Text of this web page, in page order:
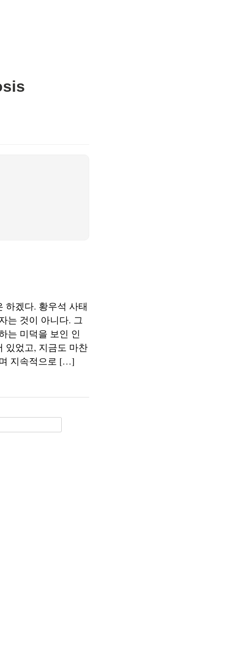
하겠다. 황우석 사태
는 것이 아니다. 그
는 미덕을 보인 인
있었고, 지금도 마찬
지속적으로 […]